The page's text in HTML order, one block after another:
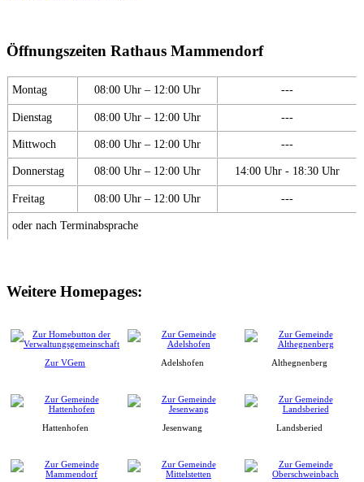
Öffnungszeiten Rathaus Mammendorf
Montag 08:00 Uhr – 12:00 Uhr ---
Dienstag 08:00 Uhr – 12:00 Uhr ---
Mittwoch 08:00 Uhr – 12:00 Uhr ---
Donnerstag 08:00 Uhr – 12:00 Uhr 14:00 Uhr - 18:30 Uhr
Freitag 08:00 Uhr – 12:00 Uhr ---
oder nach Terminabsprache
Weitere Homepages:
Zur VGem Adelshofen Althegnenberg
Hattenhofen Jesenwang Landsberied